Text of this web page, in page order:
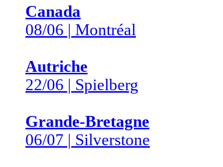
Canada
08/06 | Montréal
Autriche
22/06 | Spielberg
Grande-Bretagne
06/07 | Silverstone